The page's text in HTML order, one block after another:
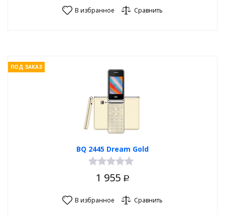
В избранное Сравнить
BQ 2445 Dream Gold
ПОД ЗАКАЗ
1 955 Р
В избранное Сравнить